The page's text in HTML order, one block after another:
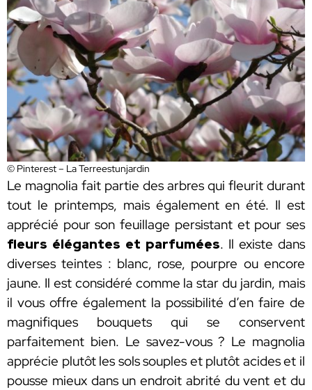
© Pinterest – La Terreestunjardin
Le magnolia fait partie des arbres qui fleurit durant
tout le printemps, mais également en été. Il est
apprécié pour son feuillage persistant et pour ses
fleurs élégantes et parfumées. Il existe dans
diverses teintes : blanc, rose, pourpre ou encore
jaune. Il est considéré comme la star du jardin, mais
il vous offre également la possibilité d’en faire de
magnifiques bouquets qui se conservent
parfaitement bien. Le savez-vous ? Le magnolia
apprécie plutôt les sols souples et plutôt acides et il
pousse mieux dans un endroit abrité du vent et du